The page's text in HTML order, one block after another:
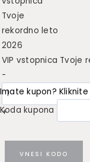
VIP vstopnica Tvoje
-
+
Imate kupon?
Koda kupona
VNESI KODO